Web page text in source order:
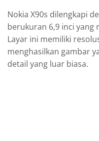
Nokia X90s dilengkapi
berukuran 6,9 inci yang
Layar ini memiliki
menghasilkan gambar
detail yang luar biasa.